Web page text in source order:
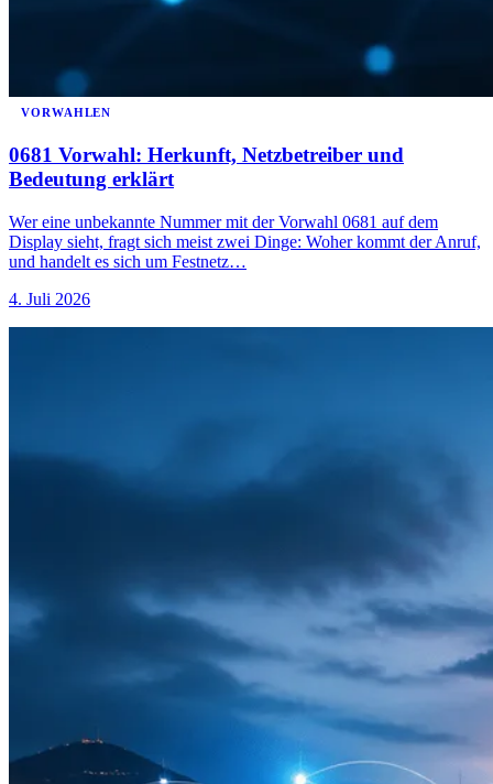
VORWAHLEN
0681 Vorwahl: Herkunft, Netzbetreiber und
Bedeutung erklärt
Wer eine unbekannte Nummer mit der Vorwahl 0681 auf dem
Display sieht, fragt sich meist zwei Dinge: Woher kommt der Anruf,
und handelt es sich um Festnetz…
4. Juli 2026